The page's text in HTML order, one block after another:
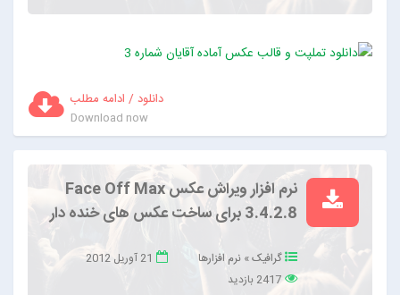
دانلود / ادامه مطلب
Download now
نرم افزار ویراش عکس Face Off Max
3.4.2.8 برای ساخت عکس های خنده دار
گرافیک»نرم افزارها
2417 بازدید